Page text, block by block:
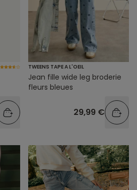
TWEENS TAPE A L'OEIL
Jean fille wide leg broderie
fleurs bleues
29,99 €